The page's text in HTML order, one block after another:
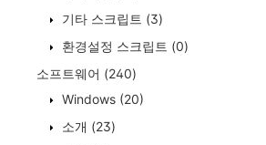
기타 스크립트 (3)
환경설정 스크립트 (0)
소프트웨어 (240)
Windows (20)
소개 (23)